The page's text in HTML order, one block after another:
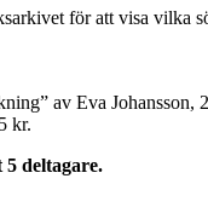
för att visa vilka
av Eva Johansson,
kr.
deltagare.